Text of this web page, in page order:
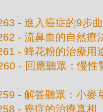
- 進入癌症的9步曲
- 流鼻血的自然療
- 蜂花粉的治療用
- 回應聽眾：慢
- 解答聽眾：小麥
- 癌症的治療真相